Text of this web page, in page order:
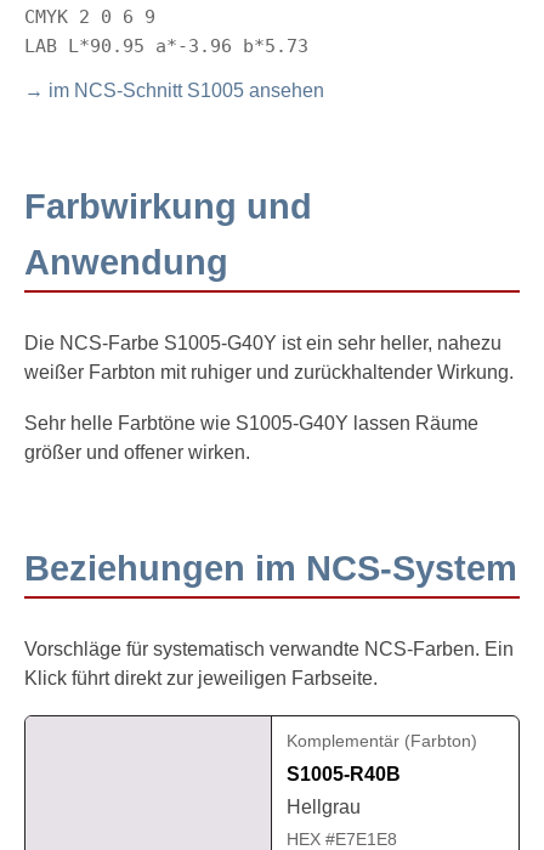
CMYK 2 0 6 9
LAB L*90.95 a*-3.96 b*5.73
→ im NCS-Schnitt S1005 ansehen
Farbwirkung und
Anwendung
Die NCS-Farbe S1005-G40Y ist ein sehr heller, nahezu
weißer Farbton mit ruhiger und zurückhaltender Wirkung.
Sehr helle Farbtöne wie S1005-G40Y lassen Räume
größer und offener wirken.
Beziehungen im NCS-System
Vorschläge für systematisch verwandte NCS-Farben. Ein
Klick führt direkt zur jeweiligen Farbseite.
Komplementär (Farbton)
S1005-R40B
Hellgrau
HEX #E7E1E8